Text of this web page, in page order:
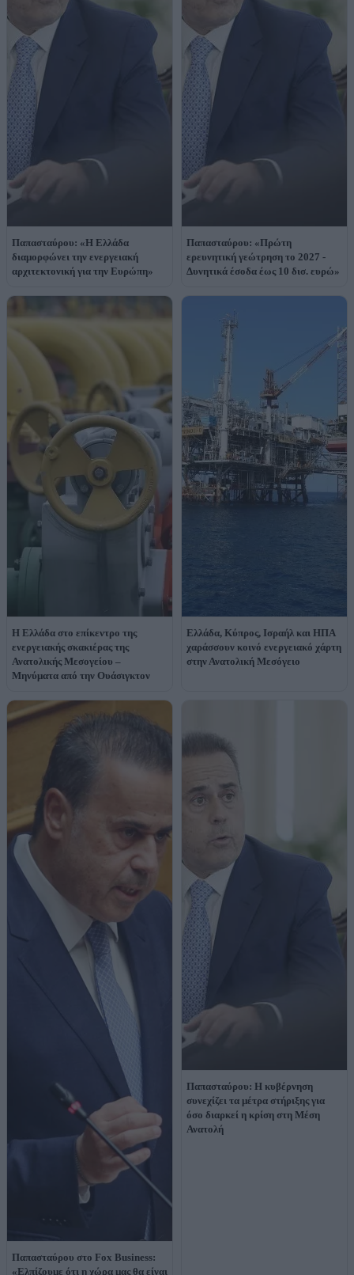
Παπασταύρου: «Η Ελλάδα
διαμορφώνει την ενεργειακή
αρχιτεκτονική για την Ευρώπη»
Παπασταύρου: «Πρώτη
ερευνητική γεώτρηση το 2027 -
Δυνητικά έσοδα έως 10 δισ. ευρώ»
Η Ελλάδα στο επίκεντρο της
ενεργειακής σκακιέρας της
Ανατολικής Μεσογείου –
Μηνύματα από την Ουάσιγκτον
Ελλάδα, Κύπρος, Ισραήλ και ΗΠΑ
χαράσσουν κοινό ενεργειακό χάρτη
στην Ανατολική Μεσόγειο
Παπασταύρου στο Fox Business:
«Eλπίζουμε ότι η χώρα μας θα είναι
Παπασταύρου: Η κυβέρνηση
συνεχίζει τα μέτρα στήριξης για
όσο διαρκεί η κρίση στη Μέση
Ανατολή